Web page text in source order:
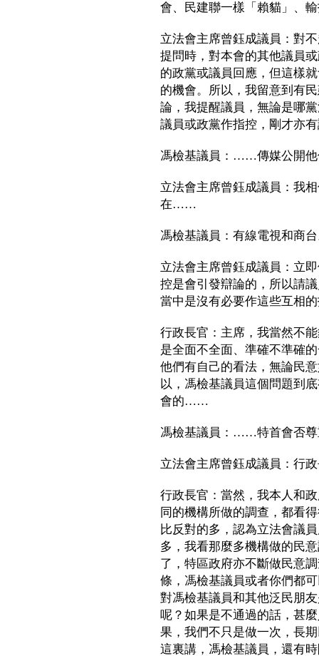
會、民建聯一樣「賴貓」、
立法會主席曾鈺成議員：對
提問時，對本會的其他議員
的政黨或議員回應，但這樣
的機會。所以，我留意到有
論，我提醒議員，無論是哪
議員或政黨作指控，剛才亦
馮檢基議員：……傳媒公開他
立法會主席曾鈺成議員：我
在……
馮檢基議員：有線電視和商
立法會主席曾鈺成議員：立
控是會引發辯論的，所以請
當中是沒有必要作這些互相
行政長官：主席，我當然不
是全面不全面、準確不準確
他們有自己的看法，無論民
以，馮檢基議員這個問題到
會的……
馮檢基議員：……特首會否尊
立法會主席曾鈺成議員：行
行政長官：當然，我本人和
同的機構所做的調查，都看
比反對的多，認為立法會議
多，我看那麼多機構做的民
了，特區政府亦不斷做民意
條，馮檢基議員或者你們都
對馮檢基議員和其他泛民朋
呢？如果是不通過的話，甚
果，我們不只是做一次，長
這裏講，馮檢基議員，還有